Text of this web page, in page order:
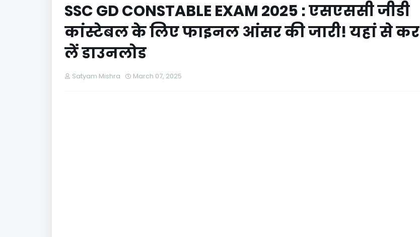
SSC GD CONSTABLE EXAM 2025 : एसएससी जीडी
कांस्टेबल के लिए फाइनल आंसर की जारी! यहां से कर
लें डाउनलोड
Satyam Mishra March 07, 2025